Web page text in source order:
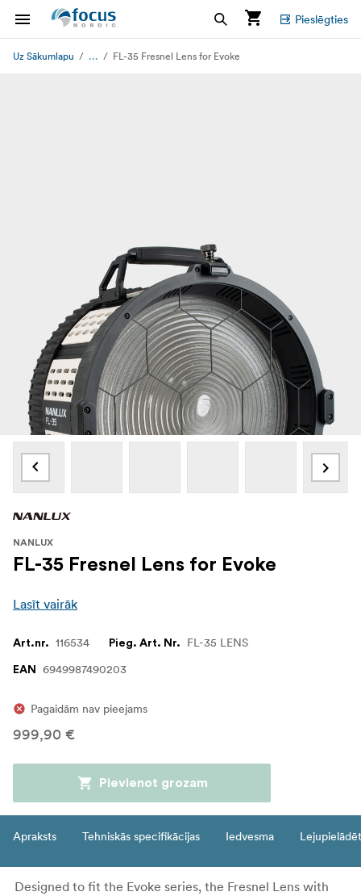
Pieslēgties
Uz Sākumlapu ... FL-35 Fresnel Lens for Evoke
NANLUX
FL-35 Fresnel Lens for Evoke
Lasīt vairāk
Art.nr. 116534 Pieg. Art. Nr. FL-35 LENS
EAN 6949987490203
Pagaidām nav pieejams
999,90 €
Pievienot grozam
Apraksts Tehniskās specifikācijas Iedvesma Lejupielādēt
Designed to fit the Evoke series, the Fresnel Lens with